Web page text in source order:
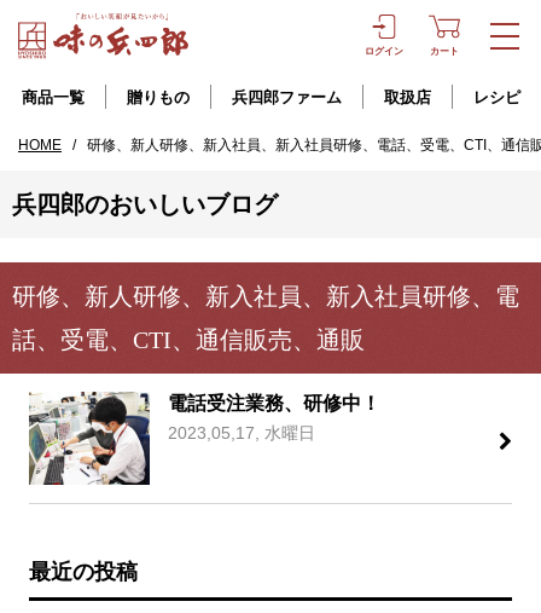
ログイン カート
商品一覧 贈りもの 兵四郎ファーム 取扱店 レシピ
HOME / 研修、新人研修、新入社員、新入社員研修、電話、受電、CTI、通信
兵四郎のおいしいブログ
研修、新人研修、新入社員、新入社員研修、電
話、受電、CTI、通信販売、通販
電話受注業務、研修中！
2023,05,17, 水曜日
最近の投稿